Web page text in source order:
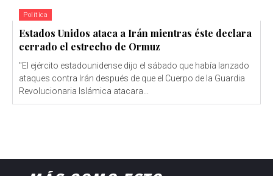
Política
Estados Unidos ataca a Irán mientras éste declara
cerrado el estrecho de Ormuz
"El ejército estadounidense dijo el sábado que había lanzado
ataques contra Irán después de que el Cuerpo de la Guardia
Revolucionaria Islámica atacara...